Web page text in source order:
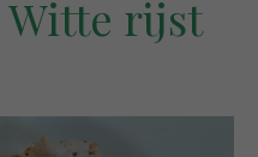
Witte rijst